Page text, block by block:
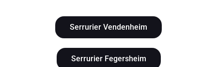
Serrurier Vendenheim
Serrurier Fegersheim